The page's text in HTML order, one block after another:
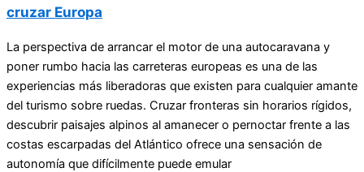
cruzar Europa
La perspectiva de arrancar el motor de una autocaravana y
poner rumbo hacia las carreteras europeas es una de las
experiencias más liberadoras que existen para cualquier amante
del turismo sobre ruedas. Cruzar fronteras sin horarios rígidos,
descubrir paisajes alpinos al amanecer o pernoctar frente a las
costas escarpadas del Atlántico ofrece una sensación de
autonomía que difícilmente puede emular